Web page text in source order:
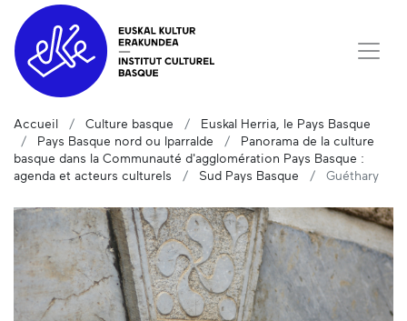
Accueil Culture basque
Euskal Herria, le Pays Basque
Pays Basque nord ou Iparralde
Panorama de la culture
basque dans la Communauté d'agglomération Pays Basque :
agenda et acteurs culturels
Sud Pays Basque Guéthary